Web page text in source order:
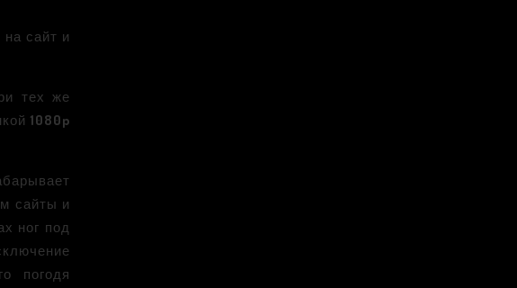
на сайт и
тех же
1080p
сайты и
ног под
погодя